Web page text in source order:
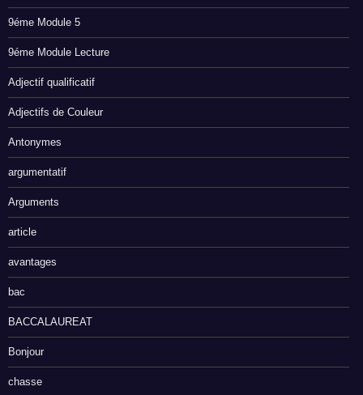
9éme Module 5
9éme Module Lecture
Adjectif qualificatif
Adjectifs de Couleur
Antonymes
argumentatif
Arguments
article
avantages
bac
BACCALAUREAT
Bonjour
chasse